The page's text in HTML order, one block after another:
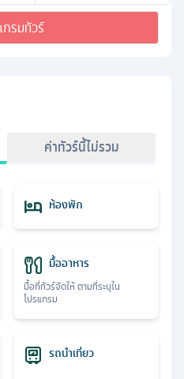
รมทัวร์
ค่าทัวร์นี้ไม่รวม
ห้องพัก
มื้ออาหาร
มื้อที่ทัวร์จัดให้ ตามที่ระบุใน
โปรแกรม
รถนำเที่ยว